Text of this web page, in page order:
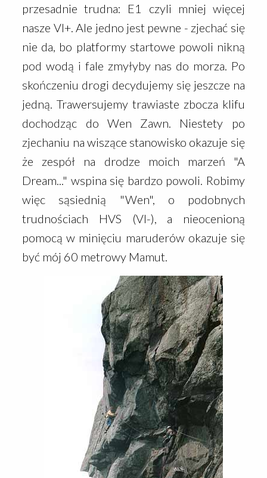
przesadnie trudna: E1 czyli mniej więcej
nasze VI+. Ale jedno jest pewne - zjechać się
nie da, bo platformy startowe powoli nikną
pod wodą i fale zmyłyby nas do morza. Po
skończeniu drogi decydujemy się jeszcze na
jedną. Trawersujemy trawiaste zbocza klifu
dochodząc do Wen Zawn. Niestety po
zjechaniu na wiszące stanowisko okazuje się
że zespół na drodze moich marzeń "A
Dream..." wspina się bardzo powoli. Robimy
więc sąsiednią "Wen", o podobnych
trudnościach HVS (VI-), a nieocenioną
pomocą w minięciu maruderów okazuje się
być mój 60 metrowy Mamut.